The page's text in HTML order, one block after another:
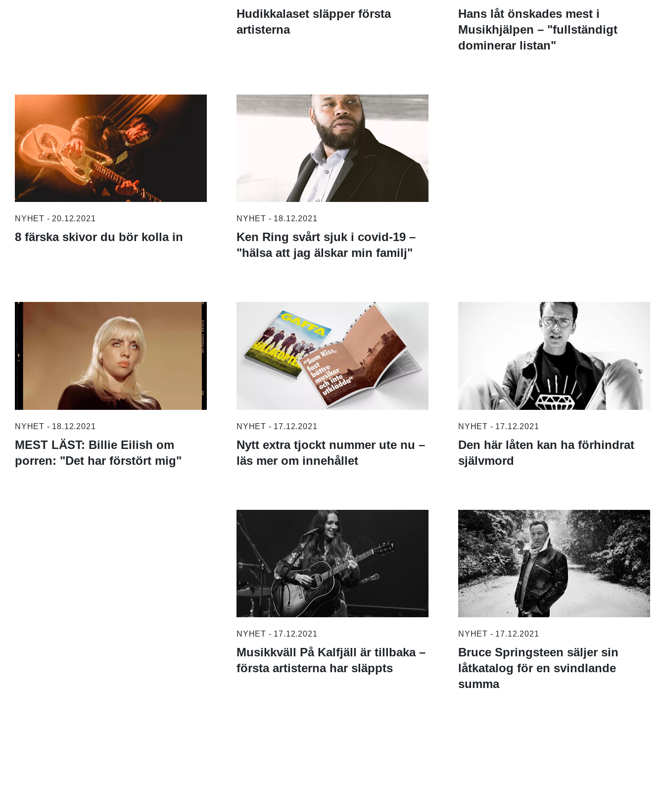
Hudikkalaset släpper första
artisterna
Hans låt önskades mest i
Musikhjälpen – "fullständigt
dominerar listan"
NYHET - 20.12.2021
8 färska skivor du bör kolla in
NYHET - 18.12.2021
Ken Ring svårt sjuk i covid-19 –
"hälsa att jag älskar min familj"
NYHET - 18.12.2021
MEST LÄST: Billie Eilish om
porren: "Det har förstört mig"
NYHET - 17.12.2021
Nytt extra tjockt nummer ute nu –
läs mer om innehållet
NYHET - 17.12.2021
Den här låten kan ha förhindrat
självmord
NYHET - 17.12.2021
Musikkväll På Kalfjäll är tillbaka –
första artisterna har släppts
NYHET - 17.12.2021
Bruce Springsteen säljer sin
låtkatalog för en svindlande
summa